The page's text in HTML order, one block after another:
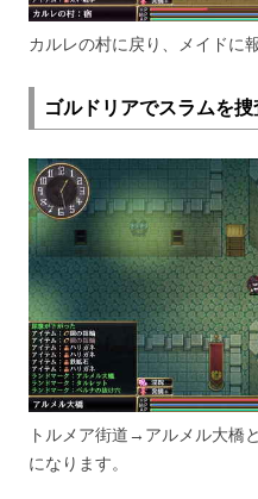
カルレの村に戻り、メイドに
ゴルドリアでスラムを捜
トルメア街道→アルメル大橋
になります。